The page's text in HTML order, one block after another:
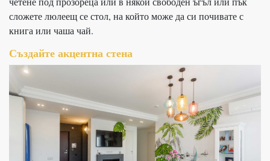
сложете люлеещ се стол, на който може да си почивате с
книга или чаша чай.
Създайте акцентна стена